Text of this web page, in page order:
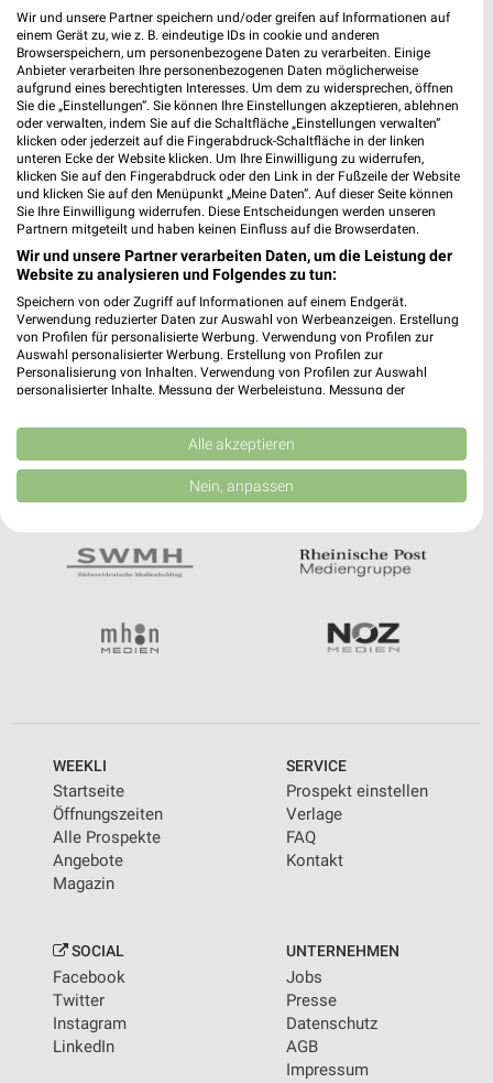
Noch mehr Angebote in
der weekli App!
Jetzt kostenlos laden
Prospekte App für Android
Prospekte App für iOS
Kostenlos im App Store erhältlich
WEEKLI
Startseite
Öffnungszeiten
Alle Prospekte
Angebote
Magazin
SERVICE
Prospekt einstellen
Verlage
FAQ
Kontakt
SOCIAL
Facebook
Twitter
Instagram
LinkedIn
UNTERNEHMEN
Jobs
Presse
Datenschutz
AGB
Impressum
Wir und unsere Partner speichern und/oder greifen auf Informationen auf
einem Gerät zu, wie z. B. eindeutige IDs in cookie und anderen
Browserspeichern, um personenbezogene Daten zu verarbeiten. Einige
Anbieter verarbeiten Ihre personenbezogenen Daten möglicherweise
aufgrund eines berechtigten Interesses. Um dem zu widersprechen, öffnen
Sie die „Einstellungen“. Sie können Ihre Einstellungen akzeptieren, ablehnen
oder verwalten, indem Sie auf die Schaltfläche „Einstellungen verwalten“
klicken oder jederzeit auf die Fingerabdruck-Schaltfläche in der linken
unteren Ecke der Website klicken. Um Ihre Einwilligung zu widerrufen,
klicken Sie auf den Fingerabdruck oder den Link in der Fußzeile der Website
und klicken Sie auf den Menüpunkt „Meine Daten“. Auf dieser Seite können
Sie Ihre Einwilligung widerrufen. Diese Entscheidungen werden unseren
Partnern mitgeteilt und haben keinen Einfluss auf die Browserdaten.
Wir und unsere Partner verarbeiten Daten, um die Leistung der
Website zu analysieren und Folgendes zu tun:
Speichern von oder Zugriff auf Informationen auf einem Endgerät.
Verwendung reduzierter Daten zur Auswahl von Werbeanzeigen. Erstellung
von Profilen für personalisierte Werbung. Verwendung von Profilen zur
Auswahl personalisierter Werbung. Erstellung von Profilen zur
Personalisierung von Inhalten. Verwendung von Profilen zur Auswahl
personalisierter Inhalte. Messung der Werbeleistung. Messung der
Kombinationen von Daten aus verschiedenen Quellen. Entwicklung und
Verbesserung der Angebote. Verwendung reduzierter Daten zur Auswahl
von Inhalten.
Daten können außerhalb der Europäischen Union weitergegeben und in die
Website/App.
Partnerliste anzeigen (1 IAB-Anbieter)
IAB-Verarbeitungszwecke:
Speichern von oder Zugriff auf Informationen
Erstellung von Profilen für personalisierte
Werbung
Verwendung von Profilen zur Auswahl
personalisierter Werbung
Verwendung von Profilen zur Auswahl
personalisierter Inhalte
Messung der Werbeleistung
Alle akzeptieren
Nein, anpassen